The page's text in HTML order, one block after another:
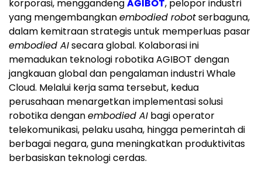
korporasi, menggandengAGIBOT, pelopor industri
yang mengembangkanembodied robotserbaguna,
dalam kemitraan strategis untuk memperluas pasar
embodied AIsecara global. Kolaborasi ini
memadukan teknologi robotika AGIBOT dengan
jangkauan global dan pengalaman industri Whale
Cloud. Melalui kerja sama tersebut, kedua
perusahaan menargetkan implementasi solusi
robotika denganembodied AI bagi operator
telekomunikasi, pelaku usaha, hingga pemerintah di
berbagai negara, guna meningkatkan produktivitas
berbasiskan teknologi cerdas.